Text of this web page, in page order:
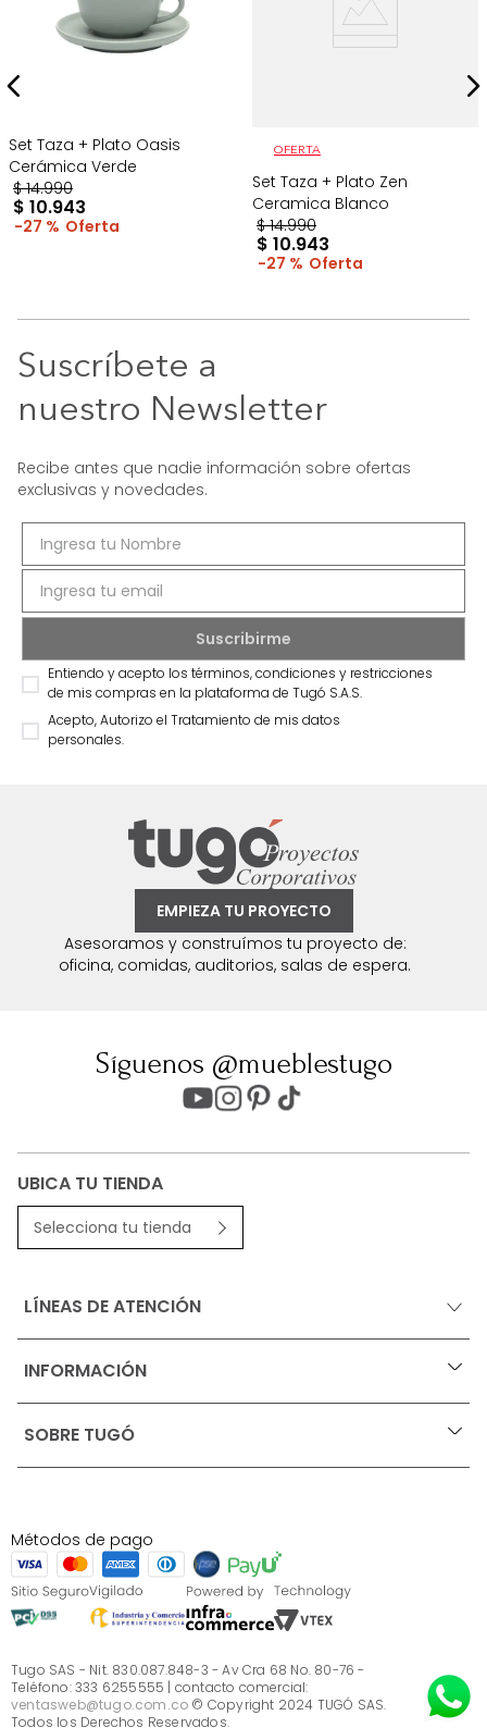
Set Taza + Plato Oasis
Cerámica Verde
$ 14.990
$ 10.943
27 %
OFERTA
Set Taza + Plato Zen
Ceramica Blanco
$ 14.990
$ 10.943
27 %
Suscríbete a
nuestro Newsletter
Recibe antes que nadie información sobre ofertas
exclusivas y novedades.
Entiendo y acepto los términos, condiciones y restricciones
de mis compras en la plataforma de Tugó S.A.S.
Acepto, Autorizo el Tratamiento de mis datos
personales.
EMPIEZA TU PROYECTO
Asesoramos y construímos tu proyecto de:
oficina, comidas, auditorios, salas de espera.
Síguenos @mueblestugo
UBICA TU TIENDA
Selecciona tu tienda
LÍNEAS DE ATENCIÓN
INFORMACIÓN +
Ofertas vigentes
Términos, condiciones y restricciones para productos
S.A.S
Términos, condiciones y restricciones Tugó S.A.S
Instructivo cuidado de muebles
Sé parte de Tugó
¿Quiénes somos?
Servicio al cliente
SOBRE TUGÓ +
¿Quieres vender en Tugó?
Métodos de pago
Tugo SAS - Nit. 830.087.848-3 - Av Cra 68 No. 80-76 -
Teléfono: 333 6255555 | contacto comercial:
ventasweb@tugo.com.co © Copyright 2024 TUGÓ SAS.
Todos los Derechos Reservados.